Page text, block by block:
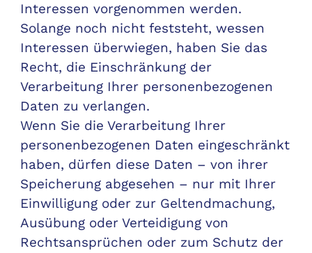
Interessen vorgenommen werden.
Solange noch nicht feststeht, wessen
Interessen überwiegen, haben Sie das
Recht, die Einschränkung der
Verarbeitung Ihrer personenbezogenen
Daten zu verlangen.
Wenn Sie die Verarbeitung Ihrer
personenbezogenen Daten eingeschränkt
haben, dürfen diese Daten – von ihrer
Speicherung abgesehen – nur mit Ihrer
Einwilligung oder zur Geltendmachung,
Ausübung oder Verteidigung von
Rechtsansprüchen oder zum Schutz der